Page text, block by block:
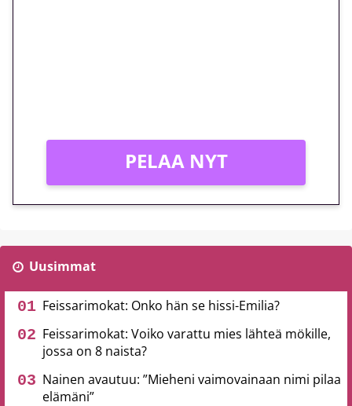
PELAA NYT
Uusimmat
Feissarimokat: Onko hän se hissi-Emilia?
Feissarimokat: Voiko varattu mies lähteä mökille,
jossa on 8 naista?
Nainen avautuu: ”Mieheni vaimovainaan nimi pilaa
elämäni”